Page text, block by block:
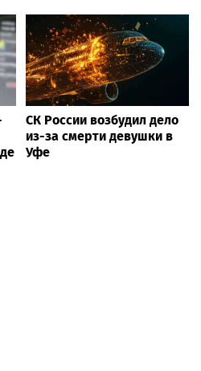
СК России возбудил дело
из-за смерти девушки в
Уфе